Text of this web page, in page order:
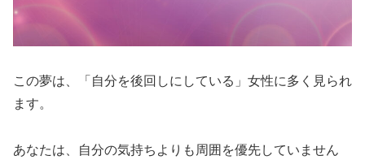
この夢は、「自分を後回しにしている」女性に多く見られ
ます。
あなたは、自分の気持ちよりも周囲を優先していません